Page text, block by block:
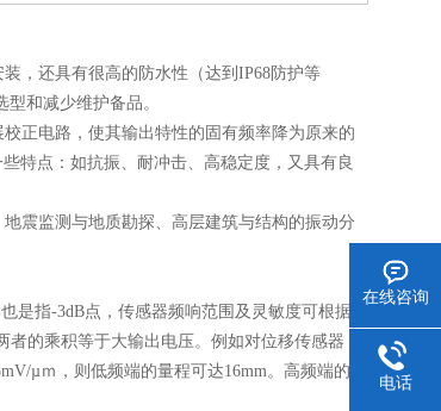
，还具有很高的防水性（达到IP68防护等
和减少维护备品。
正电路，使其输出特性的固有频率降为原来的
特点：如抗振、耐冲击、高稳定度，又具有良
震监测与地质勘探、高层建筑与结构的振动分
指-3dB点，传感器频响范围及灵敏度可根据用
的乘积等于大输出电压。例如对位移传感器，
µｍ，则低频端的量程可达16mm。高频端的量
在线咨询
电话